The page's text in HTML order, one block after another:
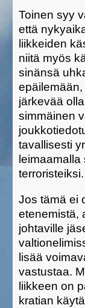
Toinen syy
että
liikkeiden
niitä myös
sinänsä
järkevää
simmäinen
tavallisesti
terroristeiksi.
Jos tämä ei
etenemistä,
johtaville
lisää
vastustaa.
liikkeen on
kratian